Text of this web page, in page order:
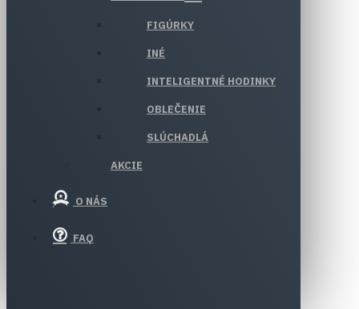
FIGÚRKY
INÉ
INTELIGENTNÉ HODINKY
OBLEČENIE
SLÚCHADLÁ
AKCIE
O NÁS
FAQ